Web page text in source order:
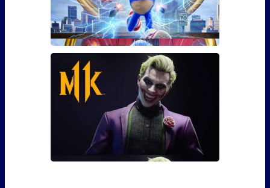
Сколько сцен после титров у
Соника?
Сейчас практически каждый фильм – это повод
задерж�